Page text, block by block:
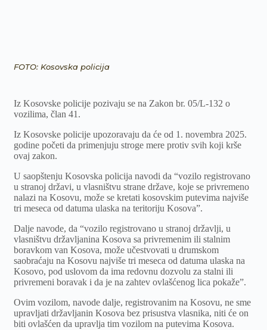
FOTO: Kosovska policija
Iz Kosovske policije pozivaju se na Zakon br. 05/L-132 o
vozilima, član 41.
Iz Kosovske policije upozoravaju da će od 1. novembra 2025.
godine početi da primenjuju stroge mere protiv svih koji krše
ovaj zakon.
U saopštenju Kosovska policija navodi da “vozilo registrovano
u stranoj državi, u vlasništvu strane države, koje se privremeno
nalazi na Kosovu, može se kretati kosovskim putevima najviše
tri meseca od datuma ulaska na teritoriju Kosova”.
Dalje navode, da “vozilo registrovano u stranoj državlji, u
vlasništvu državljanina Kosova sa privremenim ili stalnim
boravkom van Kosova, može učestvovati u drumskom
saobraćaju na Kosovu najviše tri meseca od datuma ulaska na
Kosovo, pod uslovom da ima redovnu dozvolu za stalni ili
privremeni boravak i da je na zahtev ovlašćenog lica pokaže”.
Ovim vozilom, navode dalje, registrovanim na Kosovu, ne sme
upravljati državljanin Kosova bez prisustva vlasnika, niti će on
biti ovlašćen da upravlja tim vozilom na putevima Kosova.